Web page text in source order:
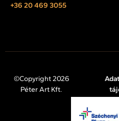
+36 20 469 3055
©Copyright 2026
Péter Art Kft.
Cookie